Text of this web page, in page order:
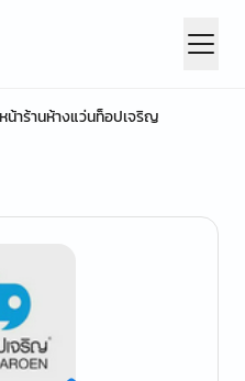
น้าร้านห้างแว่นท็อปเจริญ